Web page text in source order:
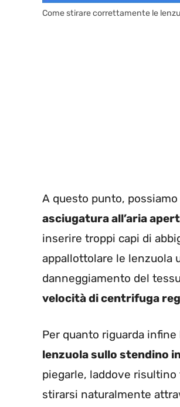
Come stirare correttamente le
A questo punto,
asciugatura all’aria
inserire troppi capi di
appallottolare le lenzuola
danneggiamento del
velocità di centrifuga
Per quanto riguarda infine
lenzuola sullo stendino
piegarle, laddove
stirarsi naturalmente